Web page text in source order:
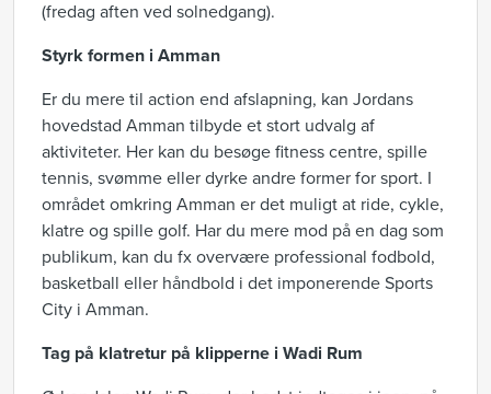
(fredag aften ved solnedgang).
Styrk formen i Amman
Er du mere til action end afslapning, kan Jordans
hovedstad Amman tilbyde et stort udvalg af
aktiviteter. Her kan du besøge fitness centre, spille
tennis, svømme eller dyrke andre former for sport. I
området omkring Amman er det muligt at ride, cykle,
klatre og spille golf. Har du mere mod på en dag som
publikum, kan du fx overvære professional fodbold,
basketball eller håndbold i det imponerende Sports
City i Amman.
Tag på klatretur på klipperne i Wadi Rum